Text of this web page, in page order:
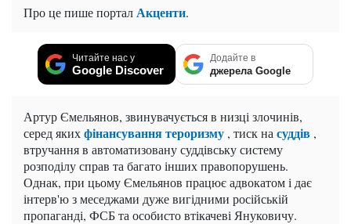
Про це пише портал Акценти.
Читайте нас у
Google Discover
Додайте в
джерела Google
Артур Ємельянов, звинувачується в низці злочинів,
серед якихфінансування тероризму , тиск на суддів ,
втручання в автоматизовану суддівську систему
розподілу справ та багато інших правопорушень.
Однак, при цьому Ємельянов працює адвокатом і дає
інтерв'ю з меседжами дуже вигідними російській
пропаганді, ФСБ та особисто втікачеві Януковичу.